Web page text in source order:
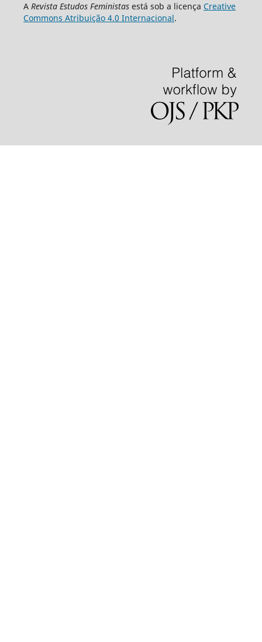
A Revista Estudos Feministasestá sob a licença Creative
Commons Atribuição 4.0 Internacional.